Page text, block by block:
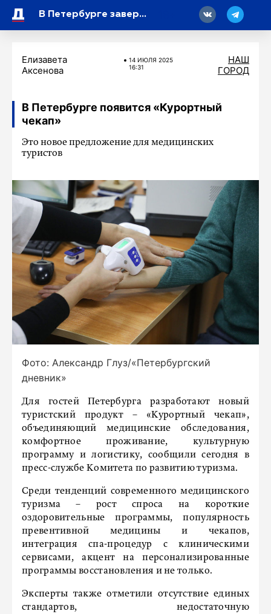
В Петербурге завершена установка светофоров Т7 по адресной программе 2025 года
Елизавета
Аксенова
14 ИЮЛЯ 2025
16:31
НАШ
ГОРОД
В Петербурге появится «Курортный
чекап»
Это новое предложение для медицинских
туристов
Фото: Александр Глуз/«Петербургский
дневник»
Для гостей Петербурга разработают новый
туристский продукт – «Курортный чекап»,
объединяющий медицинские обследования,
комфортное проживание, культурную
программу и логистику, сообщили сегодня в
пресс-службе Комитета по развитию туризма.
Среди тенденций современного медицинского
туризма – рост спроса на короткие
оздоровительные программы, популярность
превентивной медицины и чекапов,
интеграция спа-процедур с клиническими
сервисами, акцент на персонализированные
программы восстановления и не только.
Эксперты также отметили отсутствие единых
стандартов, недостаточную